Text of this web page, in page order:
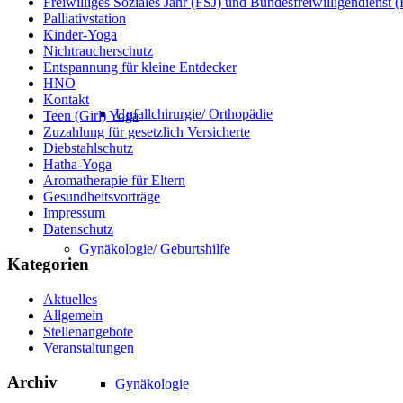
Unfallchirurgie/ Orthopädie
Gynäkologie/ Geburtshilfe
Gynäkologie
Palliativstation
Kinder-Yoga
Nichtraucherschutz
Entspannung für kleine Entdecker
HNO
Kontakt
Teen (Girl) Yoga
Zuzahlung für gesetzlich Versicherte
Diebstahlschutz
Hatha-Yoga
Aromatherapie für Eltern
Gesundheitsvorträge
Impressum
Datenschutz
Kategorien
Aktuelles
Allgemein
Stellenangebote
Veranstaltungen
Archiv